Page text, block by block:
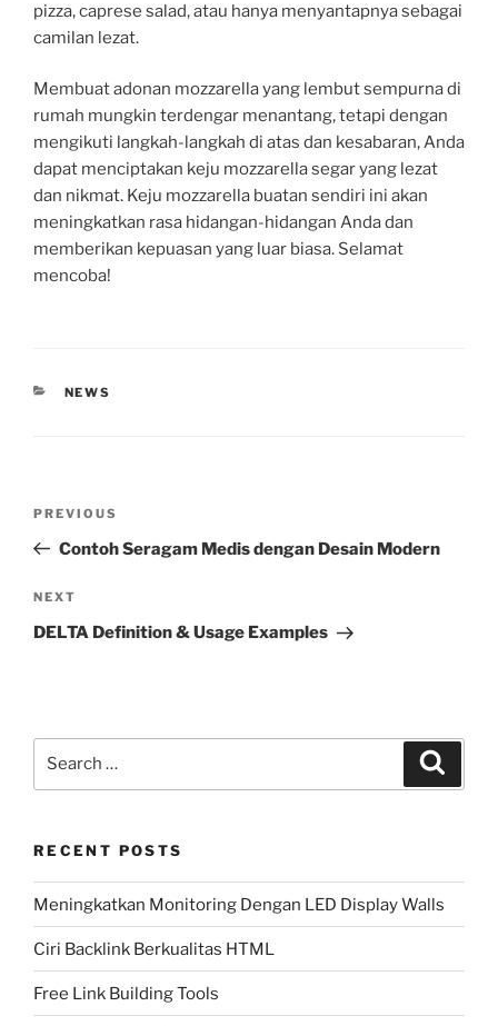
pizza, caprese salad, atau hanya menyantapnya sebagai
camilan lezat.
Membuat adonan mozzarella yang lembut sempurna di
rumah mungkin terdengar menantang, tetapi dengan
mengikuti langkah-langkah di atas dan kesabaran, Anda
dapat menciptakan keju mozzarella segar yang lezat
dan nikmat. Keju mozzarella buatan sendiri ini akan
meningkatkan rasa hidangan-hidangan Anda dan
memberikan kepuasan yang luar biasa. Selamat
mencoba!
CATEGORIES
NEWS
Previous
Post
PREVIOUS
Contoh Seragam Medis dengan Desain Modern
Next
Post
NEXT
DELTA Definition & Usage Examples
RECENT POSTS
Meningkatkan Monitoring Dengan LED Display Walls
Ciri Backlink Berkualitas HTML
Free Link Building Tools